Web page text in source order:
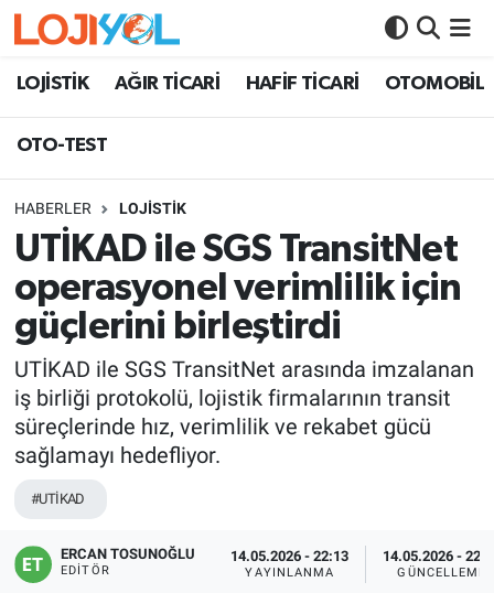
LOJİSTİK AĞIR TİCARİ HAFİF TİCARİ OTOMOBİL
OTO-TEST
HABERLER LOJİSTİK
UTİKAD ile SGS TransitNet
operasyonel verimlilik için
güçlerini birleştirdi
UTİKAD ile SGS TransitNet arasında imzalanan
iş birliği protokolü, lojistik firmalarının transit
süreçlerinde hız, verimlilik ve rekabet gücü
sağlamayı hedefliyor.
#UTİKAD
ERCAN TOSUNOĞLU
EDITÖR
14.05.2026 - 22:13
YAYINLANMA
14.05.2026 -
GÜNCELLEME
OTO-TEST